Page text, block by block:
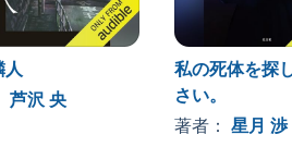
⼈
芦沢 央
私の死体を探
さい。
著者： 星月 渉